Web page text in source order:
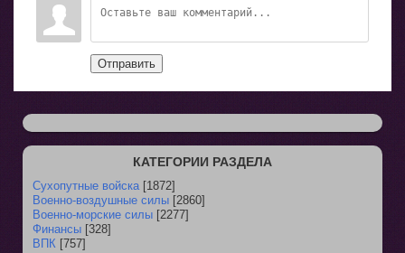
Отправить
КАТЕГОРИИ РАЗДЕЛА
Сухопутные войска [1872]
Военно-воздушные силы [2860]
Военно-морские силы [2277]
Финансы [328]
ВПК [757]